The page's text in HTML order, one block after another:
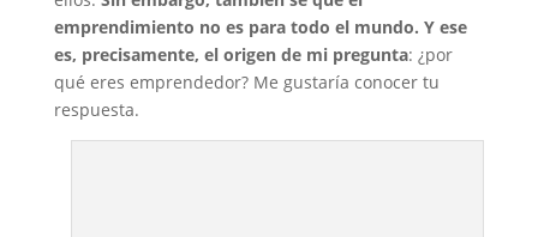
emprendimiento no es para todo el mundo. Y ese
es, precisamente, el origen de mi pregunta: ¿por
qué eres emprendedor? Me gustaría conocer tu
respuesta.